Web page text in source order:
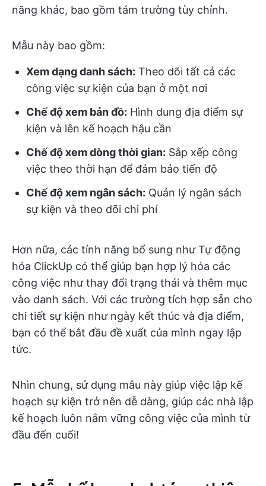
năng khác, bao gồm tám trường tùy chỉnh.
Mẫu này bao gồm:
Xem dạng danh sách: Theo dõi tất cả các
công việc sự kiện của bạn ở một nơi
Chế độ xem bản đồ: Hình dung địa điểm sự
kiện và lên kế hoạch hậu cần
Chế độ xem dòng thời gian: Sắp xếp công
việc theo thời hạn để đảm bảo tiến độ
Chế độ xem ngân sách: Quản lý ngân sách
sự kiện và theo dõi chi phí
Hơn nữa, các tính năng bổ sung như Tự động
hóa ClickUp có thể giúp bạn hợp lý hóa các
công việc như thay đổi trạng thái và thêm mục
vào danh sách. Với các trường tích hợp sẵn cho
chi tiết sự kiện như ngày kết thúc và địa điểm,
bạn có thể bắt đầu đề xuất của mình ngay lập
tức.
Nhìn chung, sử dụng mẫu này giúp việc lập kế
hoạch sự kiện trở nên dễ dàng, giúp các nhà lập
kế hoạch luôn nắm vững công việc của mình từ
đầu đến cuối!